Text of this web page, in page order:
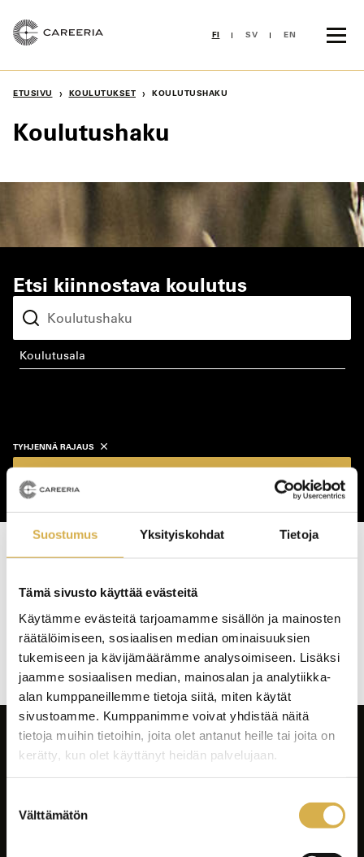
Suostumus Yksityiskohdat Tietoja
Tämä sivusto käyttää evästeitä
Käytämme evästeitä tarjoamamme sisällön ja mainosten
räätälöimiseen, sosiaalisen median ominaisuuksien
tukemiseen ja kävijämäärämme analysoimiseen. Lisäksi
jaamme sosiaalisen median, mainosalan ja analytiikka-
alan kumppaneillemme tietoja siitä, miten käytät
sivustoamme. Kumppanimme voivat yhdistää näitä
tietoja muihin tietoihin, joita olet antanut heille tai joita on
kerätty, kun olet käyttänyt heidän palvelujaan.
valinta
Välttämätön
sisältöön
FI SV EN
ETUSIVU › KOULUTUKSET › KOULUTUSHAKU
Koulutushaku
Etsi kiinnostava koulutus
koulutusala
TYHJENNÄ RAJAUS
Haku tuotti osumia: 0 kpl
Koulutushaun
sivujen
selaus